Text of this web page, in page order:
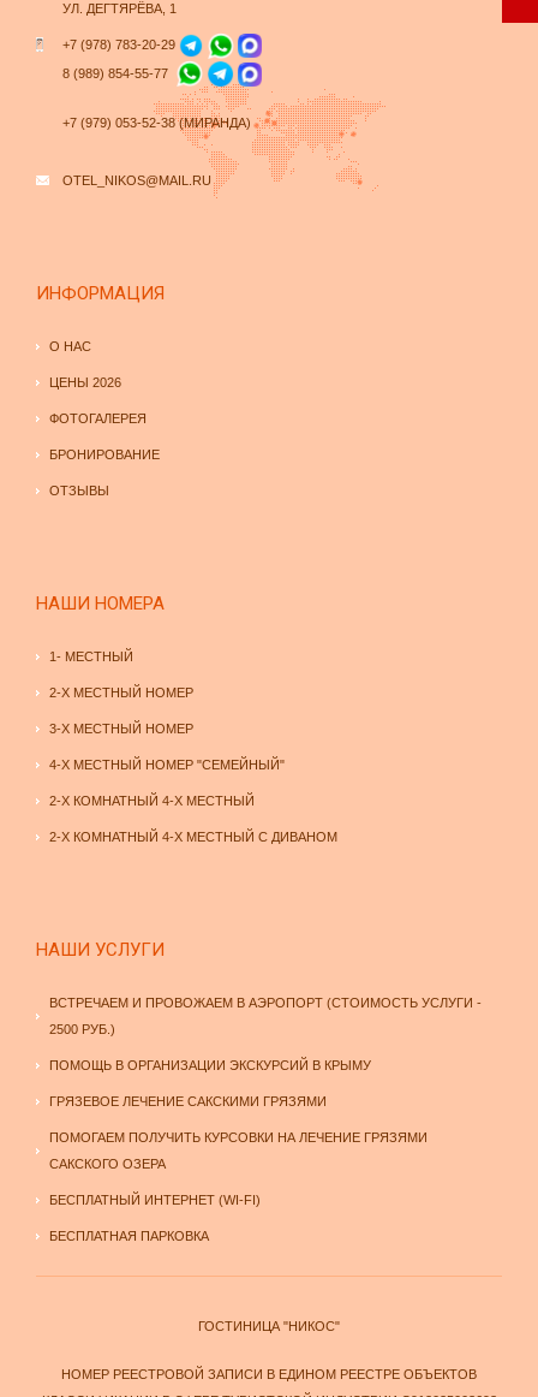
УЛ. ДЕГТЯРЁВА, 1
+7 (978) 783-20-29
8 (989) 854-55-77
+7 (979) 053-52-38 (МИРАНДА)
OTEL_NIKOS@MAIL.RU
ИНФОРМАЦИЯ
О НАС
ЦЕНЫ 2026
ФОТОГАЛЕРЕЯ
БРОНИРОВАНИЕ
ОТЗЫВЫ
НАШИ НОМЕРА
1- МЕСТНЫЙ
2-Х МЕСТНЫЙ НОМЕР
3-Х МЕСТНЫЙ НОМЕР
4-Х МЕСТНЫЙ НОМЕР "СЕМЕЙНЫЙ"
2-Х КОМНАТНЫЙ 4-Х МЕСТНЫЙ
2-Х КОМНАТНЫЙ 4-Х МЕСТНЫЙ С ДИВАНОМ
НАШИ УСЛУГИ
ВСТРЕЧАЕМ И ПРОВОЖАЕМ В АЭРОПОРТ (СТОИМОСТЬ УСЛУГИ -
2500 РУБ.)
ПОМОЩЬ В ОРГАНИЗАЦИИ ЭКСКУРСИЙ В КРЫМУ
ГРЯЗЕВОЕ ЛЕЧЕНИЕ САКСКИМИ ГРЯЗЯМИ
ПОМОГАЕМ ПОЛУЧИТЬ КУРСОВКИ НА ЛЕЧЕНИЕ ГРЯЗЯМИ
САКСКОГО ОЗЕРА
БЕСПЛАТНЫЙ ИНТЕРНЕТ (WI-FI)
БЕСПЛАТНАЯ ПАРКОВКА
ГОСТИНИЦА "НИКОС"
НОМЕР РЕЕСТРОВОЙ ЗАПИСИ В ЕДИНОМ РЕЕСТРЕ ОБЪЕКТОВ